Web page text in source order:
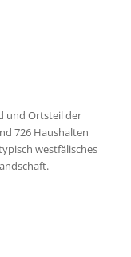
und Ortsteil der
726 Haushalten
westfälisches